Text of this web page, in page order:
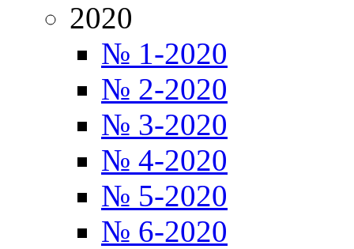
2020
№ 1-2020
№ 2-2020
№ 3-2020
№ 4-2020
№ 5-2020
№ 6-2020